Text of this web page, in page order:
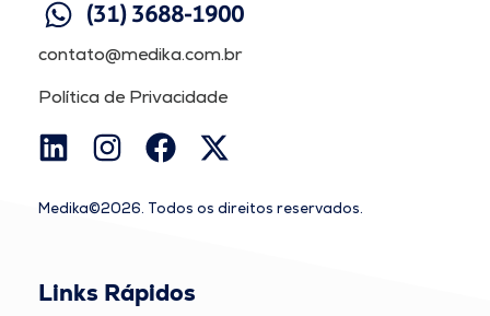
(31) 3688-1900
contato@medika.com.br
Política de Privacidade
Medika©2026. Todos os direitos reservados.
Links Rápidos